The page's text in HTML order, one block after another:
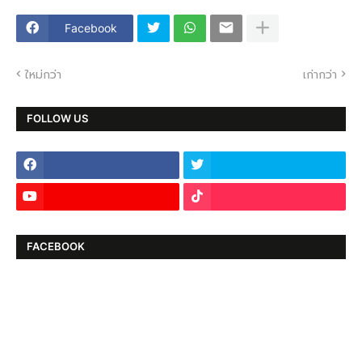
Facebook
ใหม่กว่า เก่ากว่า
FOLLOW US
FACEBOOK